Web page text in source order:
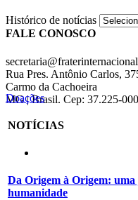
Histórico de notícias
FALE CONOSCO
Rua Pres. Antônio Carlos,
Carmo da Cachoeira
MG | Brasil. Cep: 37.225-000
Doações
NOTÍCIAS
Da Origem à Origem:
humanidade